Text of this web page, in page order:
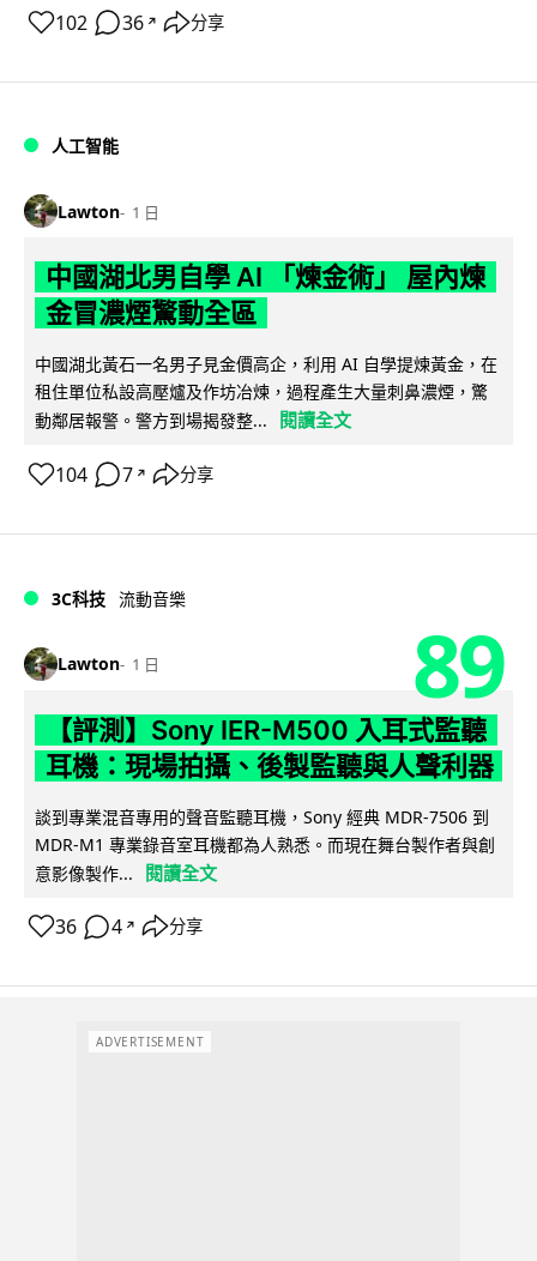
102 36 ↗ 分享
人工智能
Lawton 1 日
中國湖北男自學 AI 「煉金術」 屋內煉
金冒濃煙驚動全區
中國湖北黃石一名男子見金價高企，利用 AI 自學提煉黃金，在
租住單位私設高壓爐及作坊冶煉，過程產生大量刺鼻濃煙，驚
動鄰居報警。警方到場揭發整...
閱讀全文
104 7 ↗ 分享
3C科技 流動音樂
Lawton 1 日 89
【評測】Sony IER-M500 入耳式監聽
耳機：現場拍攝、後製監聽與人聲利器
談到專業混音專用的聲音監聽耳機，Sony 經典 MDR-7506 到
MDR-M1 專業錄音室耳機都為人熟悉。而現在舞台製作者與創
意影像製作...
閱讀全文
36 4 ↗ 分享
ADVERTISEMENT